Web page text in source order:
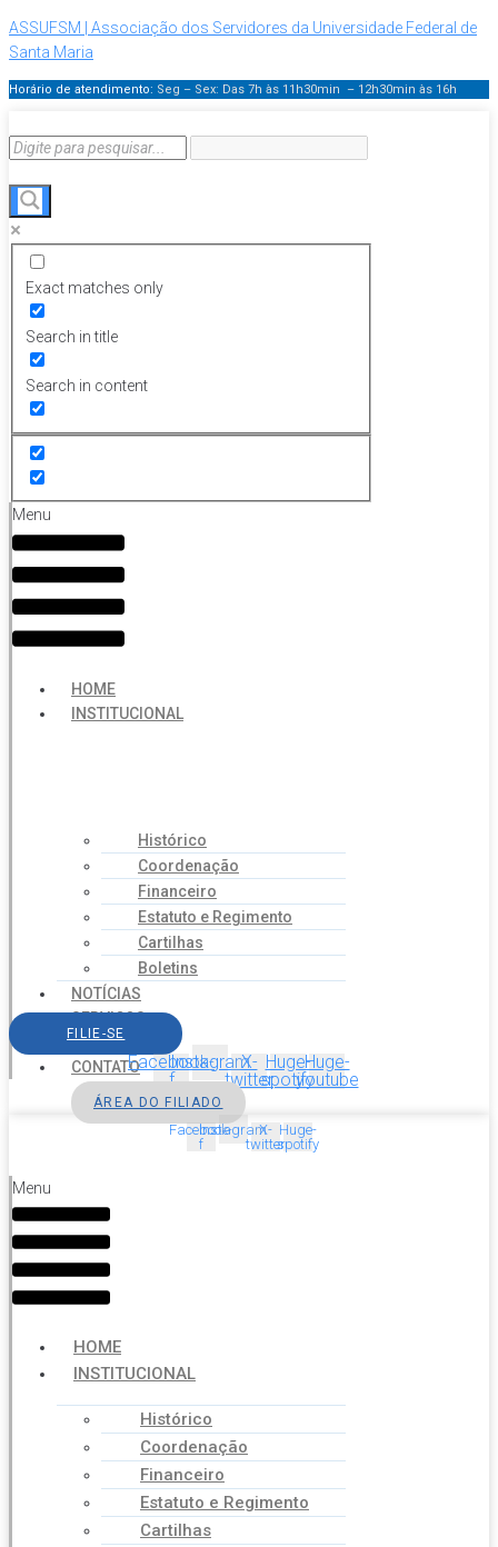
ASSUFSM | Associação dos Servidores da Universidade Federal de
Santa Maria
Horário de atendimento: Seg – Sex: Das 7h às 11h30min – 12h30min às 16h
Exact matches only
Search in title
Search in content
Menu
HOME
INSTITUCIONAL
Histórico
Coordenação
Financeiro
Estatuto e Regimento
Cartilhas
Boletins
NOTÍCIAS
SERVIÇOS
AGENDA
CONTATO
FILIE-SE
Facebook-
f
InstagramX-
twitter
Huge-
spotify
Huge-
youtube
ÁREA DO FILIADO
Facebook-
f
InstagramX-
twitter
Huge-
spotify
Menu
HOME
INSTITUCIONAL
Histórico
Coordenação
Financeiro
Estatuto e Regimento
Cartilhas